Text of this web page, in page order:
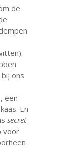
de
ons
een
En
secret
voor